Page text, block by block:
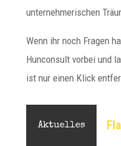
unternehmerischen
Wenn ihr noch Fragen
Hunconsult vorbei und
ist nur einen Klick
Aktuelles
Flache Erde: